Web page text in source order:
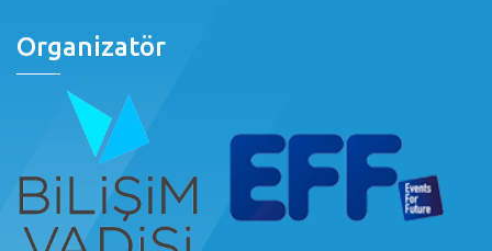
Organizatör